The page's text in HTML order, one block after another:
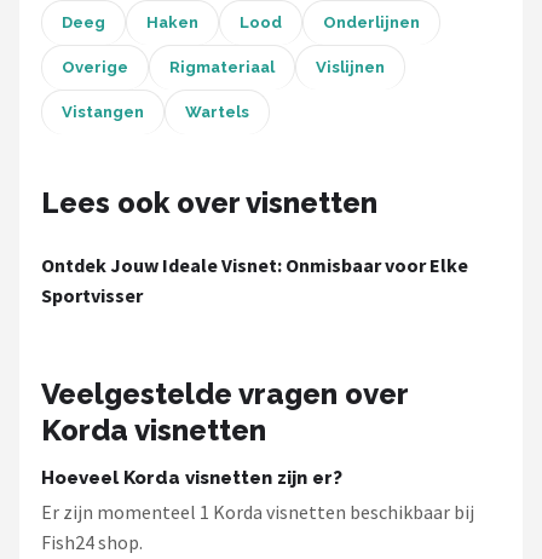
Salmo
Rapala
Fox Rage
Rozemeijer
Mikado
Deeg Haken Lood Onderlijnen
Overige Rigmateriaal Vislijnen
Vistangen Wartels
Lees ook over visnetten
Ontdek Jouw Ideale Visnet: Onmisbaar voor Elke
Sportvisser
Veelgestelde vragen over
Korda visnetten
Hoeveel Korda visnetten zijn er?
Er zijn momenteel 1 Korda visnetten beschikbaar bij
Fish24 shop.